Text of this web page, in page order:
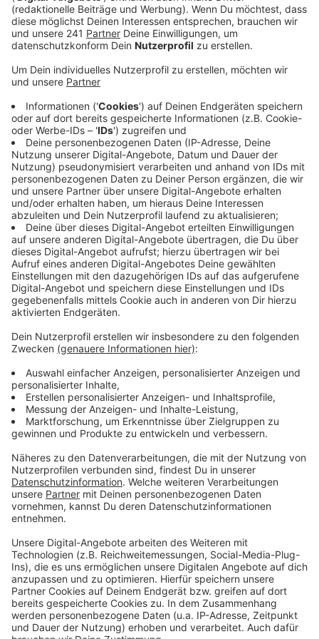
Veröffentlicht:Dienstag, 03.12.2024 15:25
Anzeige
Aus Wiesdorf kommend könnt ihr nach wie vor auf die
A59 nach Düsseldorf auffahren, müsst dann aber im
Kreuz Leverkusen-West auf die A1 wechseln. In
Richtung Leverkusen werdet ihr ab dem Kreuz
Leverkusen-West über die A1 und dann über die A3 auf
den Willy-Brandt-Ring geschickt. Die Umleitungen sind
mit einem roten Punkt ausgeschildert. Gesperrt wird
von 22 Uhr bis 5 Uhr am Mittwochmorgen.
Anzeige
Weitere Meldungen aus Leverkusen
Fähre in Leverkusen-Hitdorf fällt aus: Technische
Störung
Urteil gegen Busfahrer in Leverkusen-Opladen
Leverkusener Veranstalter: Kölner Lichter kehren
zurück
Anzeige
Anzeige